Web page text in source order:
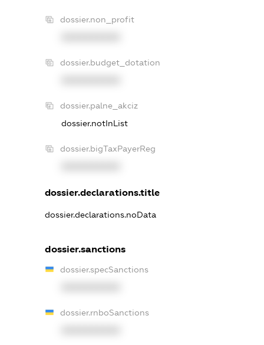
dossier.non_profit
dossier.budget_dotation
dossier.palne_akciz
dossier.notInList
dossier.bigTaxPayerReg
dossier.declarations.title
dossier.declarations.noData
dossier.sanctions
dossier.specSanctions
dossier.rnboSanctions